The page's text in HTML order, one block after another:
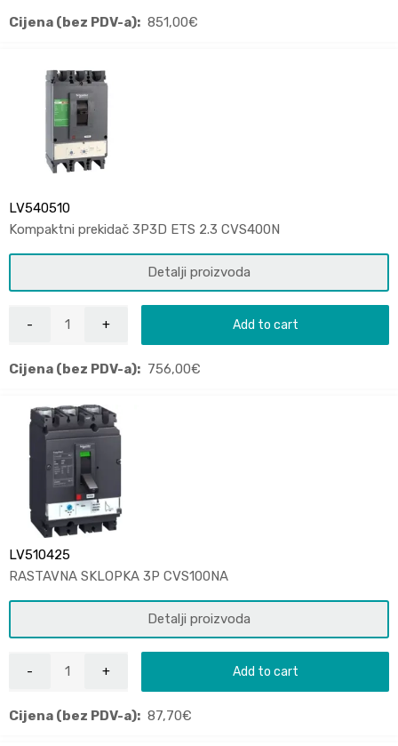
Cijena (bez PDV-a): 851,00€
LV540510
Kompaktni prekidač 3P3D ETS 2.3 CVS400N
Detalji proizvoda
Add to cart
Cijena (bez PDV-a): 756,00€
LV510425
RASTAVNA SKLOPKA 3P CVS100NA
Detalji proizvoda
Add to cart
Cijena (bez PDV-a): 87,70€